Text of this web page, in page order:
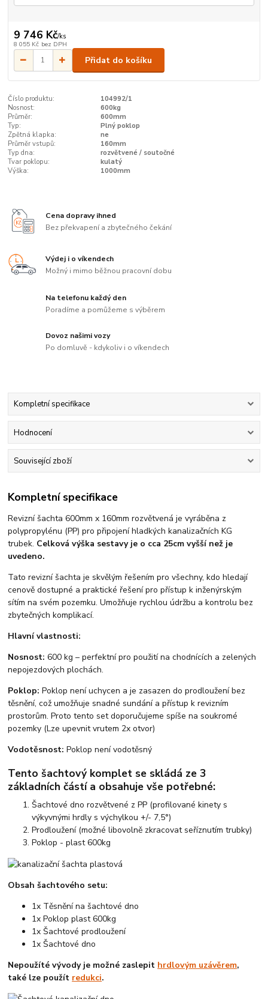
9 746 Kč/ks
8 055 Kč bez DPH
Přidat do košíku
Číslo produktu:
104992/1
Nosnost:
600kg
Průměr:
600mm
Typ:
Plný poklop
Zpětná klapka:
ne
Průměr vstupů:
160mm
Typ dna:
rozvětvené / soutočné
Tvar poklopu:
kulatý
Výška:
1000mm
Cena dopravy ihned
Bez překvapení a zbytečného čekání
Výdej i o víkendech
Možný i mimo běžnou pracovní dobu
Na telefonu každý den
Poradíme a pomůžeme s výběrem
Dovoz našimi vozy
Po domluvě - kdykoliv i o víkendech
Kompletní specifikace
Hodnocení
Související zboží
Kompletní specifikace
Revizní šachta 600mm x 160mm rozvětvená je vyráběna z
polypropylénu (PP) pro připojení hladkých kanalizačních KG
trubek. Celková výška sestavy je o cca 25cm vyšší než je
uvedeno.
Tato revizní šachta je skvělým řešením pro všechny, kdo hledají
cenově dostupné a praktické řešení pro přístup k inženýrským
sítím na svém pozemku. Umožňuje rychlou údržbu a kontrolu bez
zbytečných komplikací.
Hlavní vlastnosti:
Nosnost: 600 kg – perfektní pro použití na chodnících a zelených
nepojezdových plochách.
Poklop: Poklop není uchycen a je zasazen do prodloužení bez
těsnění, což umožňuje snadné sundání a přístup k revizním
prostorům. Proto tento set doporučujeme spíše na soukromé
pozemky (Lze upevnit vrutem 2x otvor)
Vodotěsnost: Poklop není vodotěsný
Tento šachtový komplet se skládá ze 3
základních částí a obsahuje vše potřebné:
Šachtové dno rozvětvené z PP (profilované kinety s
výkyvnými hrdly s výchylkou +/- 7,5°)
Prodloužení(možné libovolně zkracovat seříznutím trubky)
Poklop - plast 600kg
Obsah šachtového setu:
1x Těsnění na šachtové dno
1x Poklop plast 600kg
1x Šachtové prodloužení
1x Šachtové dno
Nepoužíté vývody je možné zaslepit hrdlovým uzávěrem,
také lze použít redukci.